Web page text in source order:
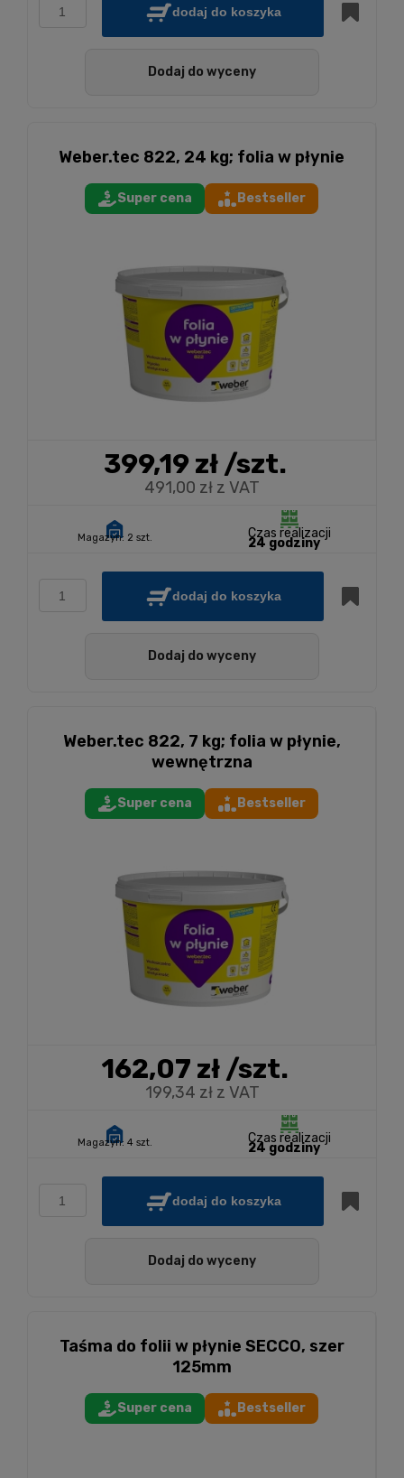
dodaj do koszyka
Dodaj do wyceny
Weber.tec 822, 24 kg; folia w płynie
Super cena Bestseller
399,19 zł/szt.
491,00 zł z VAT
Magazyn: 2 szt. Czas realizacji
24 godziny
dodaj do koszyka
Dodaj do wyceny
Weber.tec 822, 7 kg; folia w płynie,
wewnętrzna
Super cena Bestseller
162,07 zł/szt.
199,34 zł z VAT
Magazyn: 4 szt. Czas realizacji
24 godziny
dodaj do koszyka
Dodaj do wyceny
Taśma do folii w płynie SECCO, szer
125mm
Super cena Bestseller